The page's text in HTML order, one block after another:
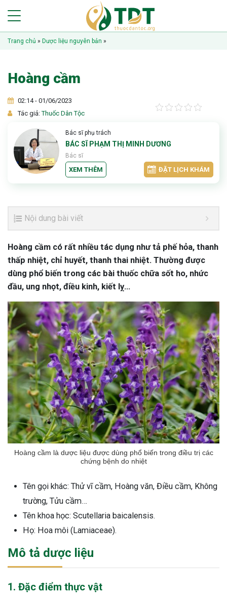
Trang chủ » Dược liệu nguyên bản »
Hoàng cầm
02:14 - 01/06/2023
Tác giả:Thuốc Dân Tộc
Bác sĩ phụ trách
BÁC SĨ PHẠM THỊ MINH DƯƠNG
Bác sĩ
XEM THÊM ĐẶT LỊCH KHÁM
Nội dung bài viết
Hoàng cầm có rất nhiều tác dụng như tả phế hỏa, thanh
thấp nhiệt, chỉ huyết, thanh thai nhiệt. Thường được
dùng phổ biến trong các bài thuốc chữa sốt ho, nhức
đầu, ung nhọt, điều kinh, kiết lỵ…
Hoàng cầm là dược liệu được dùng phổ biến trong điều trị các
chứng bệnh do nhiệt
Tên gọi khác: Thử vĩ cầm, Hoàng văn, Điều cầm, Không
trường, Tửu cầm…
Tên khoa học: Scutellaria baicalensis.
Họ: Hoa môi (Lamiaceae).
Mô tả dược liệu
1. Đặc điểm thực vật